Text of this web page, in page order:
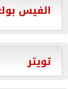
الفيس
تويتر